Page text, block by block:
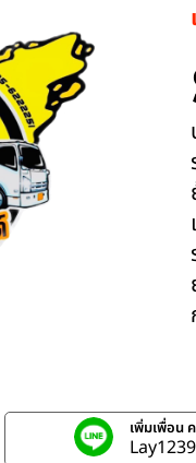
เพิ่มเพื่อน
Lay1239